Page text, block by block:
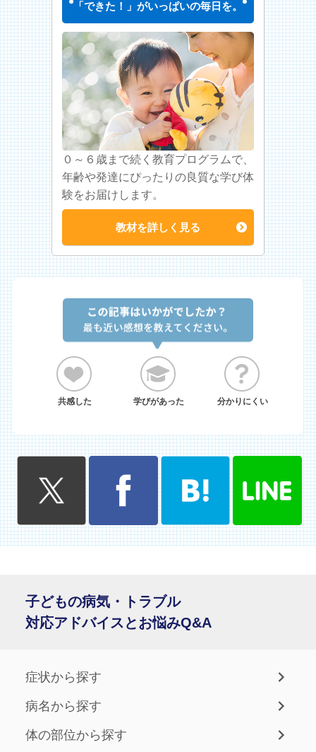
「できた！」がいっぱいの毎日を。
０～６歳まで続く教育プログラムで、
年齢や発達にぴったりの良質な学び体
験をお届けします。
教材を詳しく見る
共感した 学びがあった 分かりにくい
子どもの病気・トラブル
対応アドバイスとお悩みQ&A
症状から探す
病名から探す
体の部位から探す